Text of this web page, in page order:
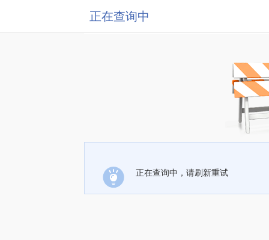
正在查询中
正在查询中，请刷新重试